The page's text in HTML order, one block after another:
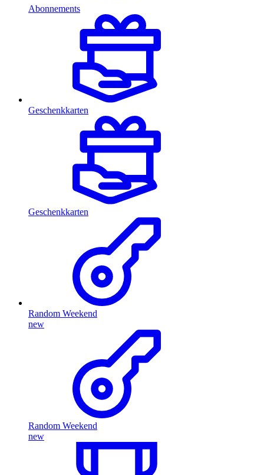
Abonnements
Geschenkkarten
Geschenkkarten
Random Weekend
new
Random Weekend
new